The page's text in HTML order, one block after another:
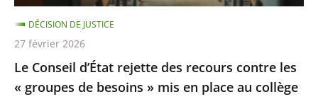
groupes
de
besoins
»
mis
Le Conseil d’État rejette des recours contre les
« groupes de besoins » mis en place au collège
DÉCISION DE JUSTICE
27 février 2026